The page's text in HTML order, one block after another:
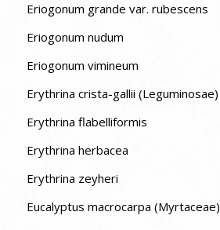
Eriogonum grande var. rubescens
Eriogonum nudum
Eriogonum vimineum
Erythrina crista-gallii (Leguminosae)
Erythrina flabelliformis
Erythrina herbacea
Erythrina zeyheri
Eucalyptus macrocarpa (Myrtaceae)